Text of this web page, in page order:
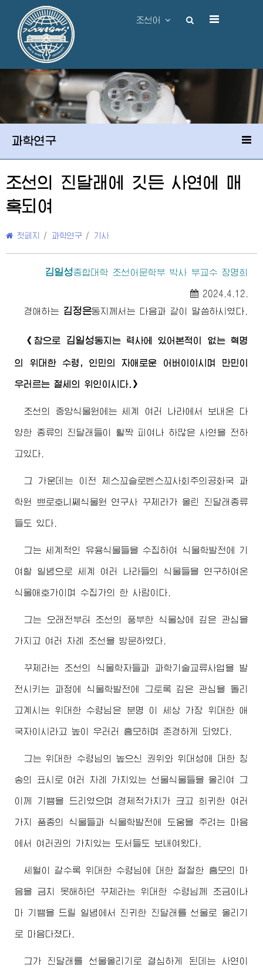
조선어
과학연구
조선의 진달래에 깃든 사연에 매
혹되여
첫페지 / 과학연구 / 기사
김일성종합대학 조선어문학부 박사 부교수 장명희
2024.4.12.
경애하는 김정은동지께서 는 다음과 같이 말씀하시였다.
《참으로 김일성동지 는 력사에 있어본적이 없는 혁명
의 위대한 수령 , 인민의 자애로운 어버이 이시며 만민이
우러르는 절세의 위인이시다.》
조선의 중앙식물원에는 세계 여러 나라에서 보내온 다
양한 종류의 진달래들이 활짝 피여나 하많은 사연을 전하
고있다.
그 가운데는 이전 체스꼬슬로벤스꼬사회주의공화국 과
학원 쁘로호니쩨식물원 연구사 꾸체라가 올린 진달래종류
들도 있다.
그는 세계적인 유용식물들을 수집하여 식물학발전에 기
여할 일념으로 세계 여러 나라들의 식물들을 연구하여온
식물애호가이며 수집가의 한 사람이다.
그는 오래전부터 조선의 풍부한 식물상에 깊은 관심을
가지고 여러 차례 조선을 방문하였다.
꾸체라는 조선의 식물학자들과 과학기술교류사업을 발
전시키는 과정에 식물학발전에 그토록 깊은 관심을 돌리
고계시는 위대한 수령님 은 분명 이 세상 가장 위대한 애
국자이시라고 높이 우러러 흠모하며 존경하게 되였다.
그는위대한 수령님 의 높으신 권위와 위대성에 대한 칭
송의 표시로 여러 차례 가치있는 선물식물들을 올리여 그
이께 기쁨을 드리였으며 경제적가치가 크고 희귀한 여러
가지 품종의 식물들과 식물학발전에 도움을 주려는 마음
에서 여러권의 가치있는 도서들도 보내여왔다.
세월이 갈수록 위대한 수령님에 대한 절절한 흠모의 마
음을 금치 못해하던 꾸체라는위대한 수령님 께 조금이나
마 기쁨을 드릴 일념에서 진귀한 진달래를 선물로 올리기
로 마음다졌다.
그가 진달래를 선물올리기로 결심하게 된데는 사연이